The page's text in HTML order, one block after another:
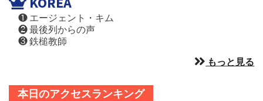
❶ エージェント・キム
❷ 最後列からの声
❸ 鉄槌教師
もっと見る
本日のアクセスランキング